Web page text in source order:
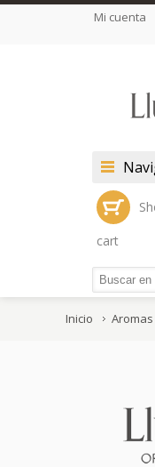
Mi cuenta
cart
Inicio Aromas